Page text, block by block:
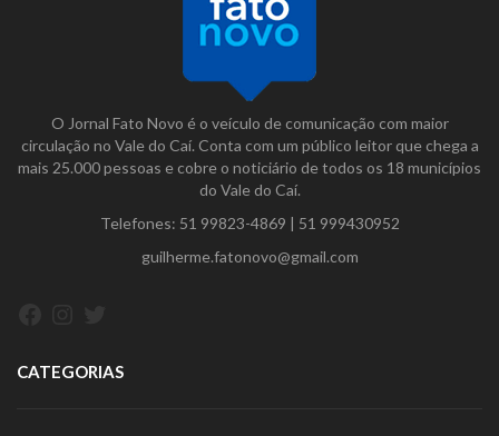
O Jornal Fato Novo é o veículo de comunicação com maior
circulação no Vale do Caí. Conta com um público leitor que chega a
mais 25.000 pessoas e cobre o noticiário de todos os 18 municípios
do Vale do Caí.
Telefones: 51 99823-4869 | 51 999430952
guilherme.fatonovo@gmail.com
CATEGORIAS